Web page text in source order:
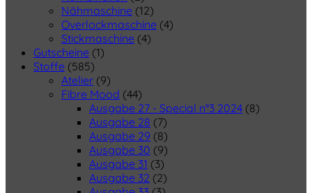
Nähmaschine (12)
Overlockmaschine (4)
Stickmaschine (4)
Gutscheine (1)
Stoffe (585)
Atelier (9)
Fibre Mood (44)
Ausgabe 27 - Special n°3 2024 (8)
Ausgabe 28 (7)
Ausgabe 29 (8)
Ausgabe 30 (9)
Ausgabe 31 (3)
Ausgabe 32 (2)